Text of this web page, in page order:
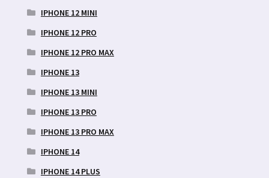
IPHONE 12 MINI
IPHONE 12 PRO
IPHONE 12 PRO MAX
IPHONE 13
IPHONE 13 MINI
IPHONE 13 PRO
IPHONE 13 PRO MAX
IPHONE 14
IPHONE 14 PLUS